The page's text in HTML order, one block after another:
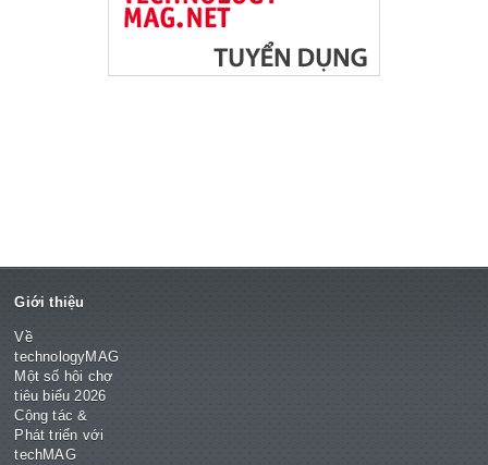
Giới thiệu
Về
technologyMAG
Một số hội chợ
tiêu biểu 2026
Cộng tác &
Phát triển với
techMAG